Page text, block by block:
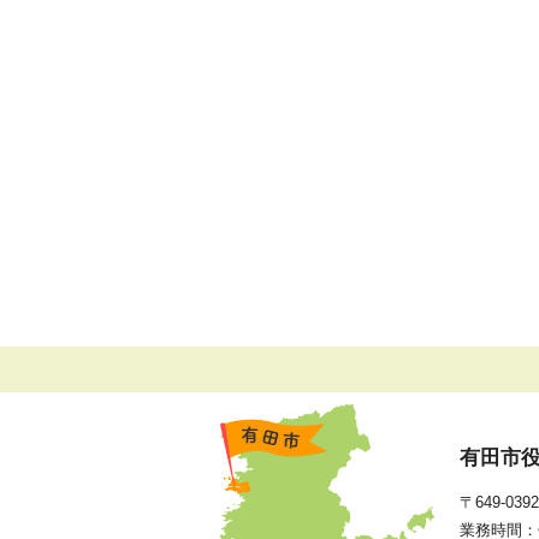
有田市
〒649-
業務時間